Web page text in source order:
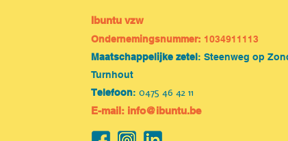
Ibuntu vzw
Ondernemingsnummer: 1034911113
Maatschappelijke zetel: Steenweg op
Turnhout
Telefoon: 0475 46 42 11
E-mail: info@ibuntu.be